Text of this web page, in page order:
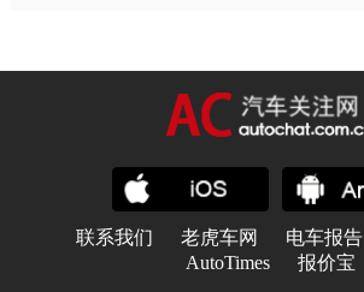
联系我们 老虎车网 电车报告
AutoTimes
报价宝